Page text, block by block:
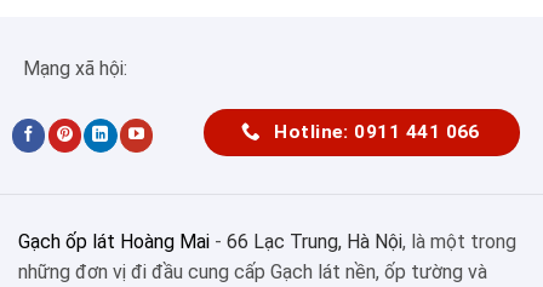
Mạng xã hội:
Hotline: 0911 441 066
Gạch ốp lát Hoàng Mai - 66 Lạc Trung, Hà Nội, là một trong
những đơn vị đi đầu cung cấp Gạch lát nền, ốp tường và